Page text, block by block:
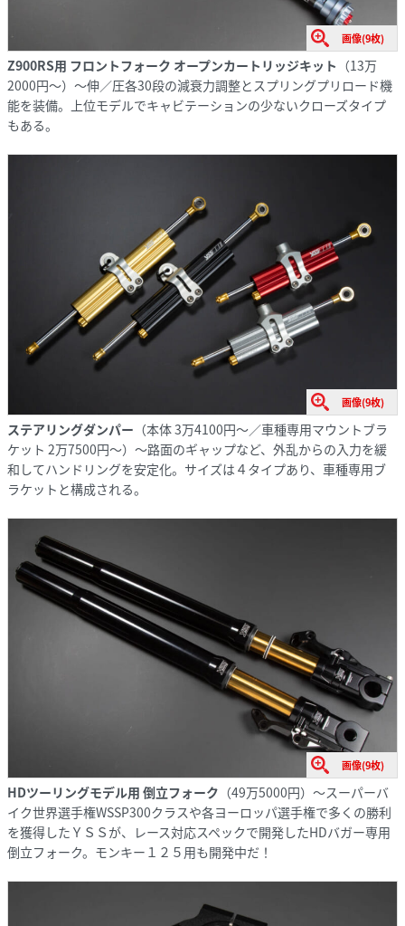
画像(9枚)
Z900RS用 フロントフォーク オープンカートリッジキット （13万
2000円～）〜伸／圧各30段の減衰力調整とスプリングプリロード機
能を装備。上位モデルでキャビテーションの少ないクローズタイプ
もある。
画像(9枚)
ステアリングダンパー （本体 3万4100円～／車種専用マウントブラ
ケット 2万7500円～）〜路面のギャップなど、外乱からの入力を緩
和してハンドリングを安定化。サイズは４タイプあり、車種専用ブ
ラケットと構成される。
画像(9枚)
HDツーリングモデル用 倒立フォーク （49万5000円）〜スーパーバ
イク世界選手権WSSP300クラスや各ヨーロッパ選手権で多くの勝利
を獲得したＹＳＳが、レース対応スペックで開発したHDバガー専用
倒立フォーク。モンキー１２５用も開発中だ！